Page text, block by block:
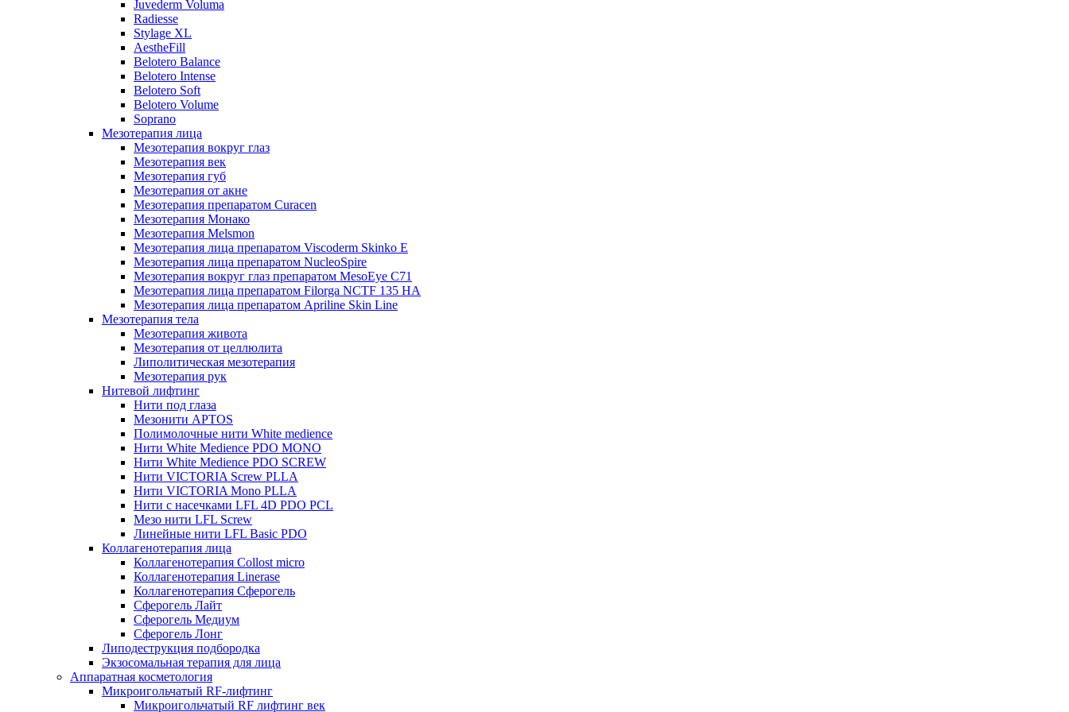
Juvederm Voluma
Radiesse
Stylage XL
AestheFill
Belotero Balance
Belotero Intense
Belotero Soft
Belotero Volume
Soprano
Мезотерапия лица
Мезотерапия вокруг глаз
Мезотерапия век
Мезотерапия губ
Мезотерапия от акне
Мезотерапия препаратом Curacen
Мезотерапия Монако
Мезотерапия Melsmon
Мезотерапия лица препаратом Viscoderm Skinko E
Мезотерапия лица препаратом NucleoSpire
Мезотерапия вокруг глаз препаратом MesoEye С71
Мезотерапия лица препаратом Filorga NCTF 135 HA
Мезотерапия лица препаратом Apriline Skin Line
Мезотерапия тела
Мезотерапия живота
Мезотерапия от целлюлита
Липолитическая мезотерапия
Мезотерапия рук
Нитевой лифтинг
Нити под глаза
Мезонити APTOS
Полимолочные нити White medience
Нити White Medience PDO MONO
Нити White Medience PDO SCREW
Нити VICTORIA Screw PLLA
Нити VICTORIA Mono PLLA
Нити с насечками LFL 4D PDO PCL
Мезо нити LFL Screw
Линейные нити LFL Basic PDO
Коллагенотерапия лица
Коллагенотерапия Collost micro
Коллагенотерапия Linerase
Коллагенотерапия Сферогель
Сферогель Лайт
Сферогель Медиум
Сферогель Лонг
Липодеструкция подбородка
Экзосомальная терапия для лица
Аппаратная косметология
Микроигольчатый RF-лифтинг
Микроигольчатый RF лифтинг век